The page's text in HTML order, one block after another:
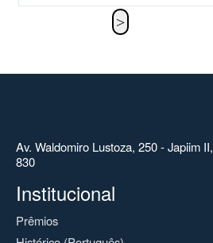
Av. Waldomiro Lustoza, 250 - Japiim
830
Institucional
Prêmios